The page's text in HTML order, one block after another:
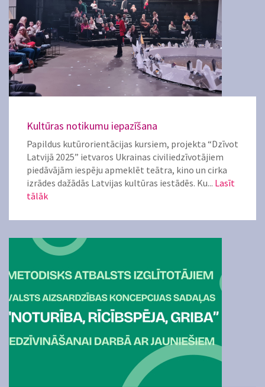
Kultūras notikumu iepazīšana
Papildus kutūrorientācijas kursiem, projekta “Dzīvot
Latvijā 2025” ietvaros Ukrainas civiliedzīvotājiem
piedāvājām iespēju apmeklēt teātra, kino un cirka
izrādes dažādās Latvijas kultūras iestādēs. Ku... Lasīt
tālāk